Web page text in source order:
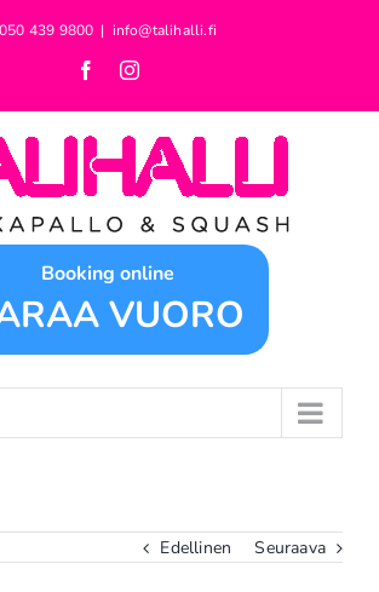
050 439 9800 | info@talihalli.fi
FacebookInstagram
Booking online
VUORO
Edellinen Seuraava